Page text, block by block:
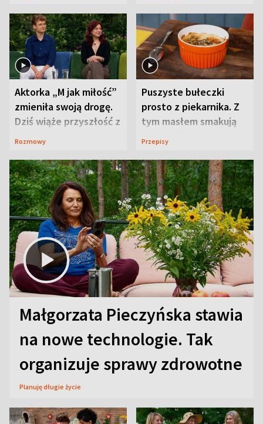
Aktorka „M jak miłość”
zmieniła swoją drogę.
Dziś wiąże przyszłość z
neurobiologią
Rozmowy
Puszyste bułeczki
prosto z piekarnika. Z
tym masłem smakują
jeszcze lepiej
Przepisy
Małgorzata Pieczyńska stawia
na nowe technologie. Tak
organizuje sprawy zdrowotne
Planuję długie życie